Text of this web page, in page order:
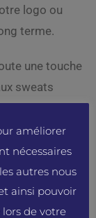
logo ou
terme.
une touche
sweats
par les
une image de
qui est
relief subtil
améliorer
nécessaires
autres nous
ainsi pouvoir
de votre